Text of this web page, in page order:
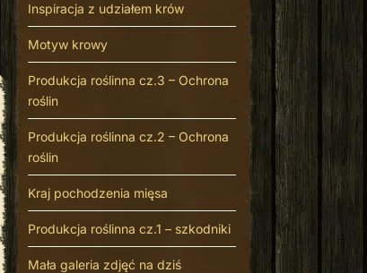
Inspiracja z udziałem krów
Motyw krowy
Produkcja roślinna cz.3 – Ochrona
roślin
Produkcja roślinna cz.2 – Ochrona
roślin
Kraj pochodzenia mięsa
Produkcja roślinna cz.1 – szkodniki
Mała galeria zdjęć na dziś